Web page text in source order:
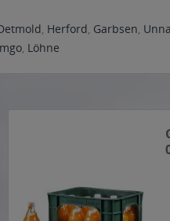
, Herford, Garbsen, Unna
, Löhne